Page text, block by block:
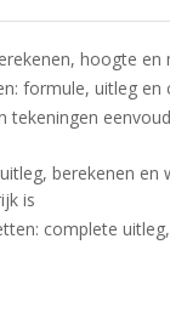
hoogte
formule, uitleg en
tekeningen
berekenen en
is
complete